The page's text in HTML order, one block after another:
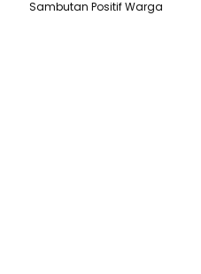
Sambutan Positif Warga